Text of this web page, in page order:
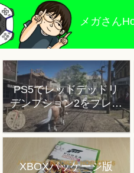
メガさん
PS5でレッドデッドリ
デンプション2をプレイ
した感想
XBOXパッケージ版